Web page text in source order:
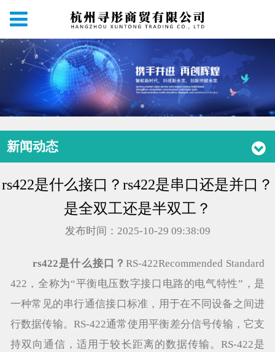
新闻动态
rs422是什么接口？rs422是串口还是并口？
是全双工还是半双工？
发布时间：2025-10-29 09:38:09
rs422是什么接口？RS-422Recommended Standard
422，全称为“平衡电压数字接口电路的电气特性”，是
一种常见的串行通信接口标准，用于在不同设备之间进
行数据传输。RS-422通常使用平衡差分信号传输，它支
持双向通信，适用于较长距离的数据传输。RS-422是